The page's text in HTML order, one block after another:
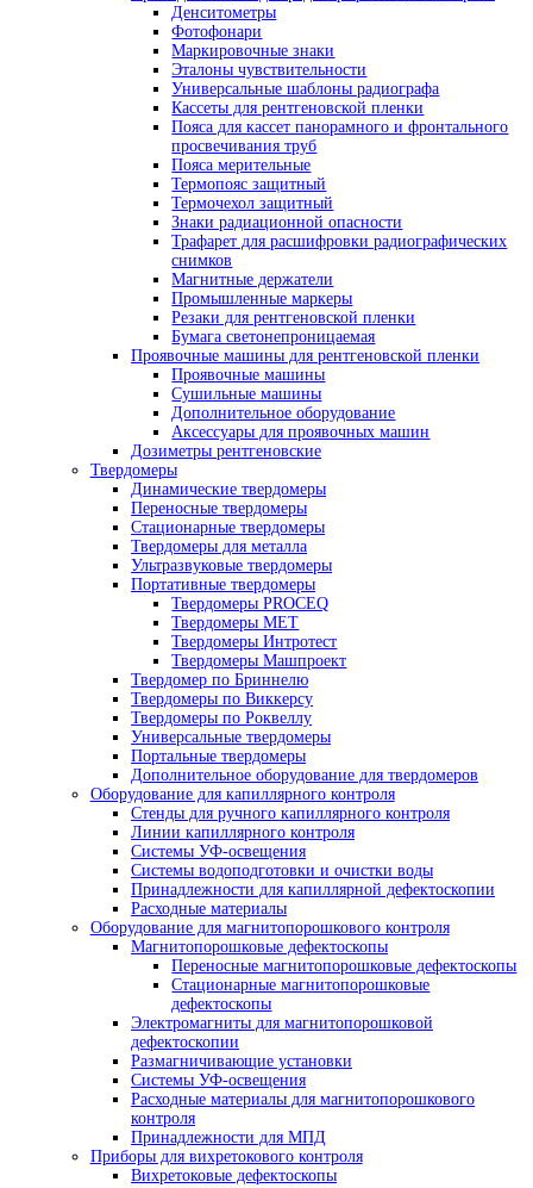
Переносные аппараты постоянного
Стационарные рентгеновские аппараты
Штативы, устройства крепления
Системы оцифровки рентгеновских снимков
Промышленные негатоскопы
Кроулеры рентгеновские
Промышленная рентгеновская пленка
AGFA
Kodak
Тасма
Рентгено-телевизионные системы
Камеры биологической защиты
Рентгено-телевизионные системы
YXLON
Рентгено-телевизионные системы
BOSELLO
Рентгеновские проявители и фиксажи
Ручная проявка
Машинная проявка
Усиливающие экраны
Экраны усиливающие флюоресцентные
Принадлежности для радиографического
Денситометры
Фотофонари
Маркировочные знаки
Эталоны чувствительности
Универсальные шаблоны радиографа
Кассеты для рентгеновской пленки
Пояса для кассет панорамного и
просвечивания труб
Пояса мерительные
Термопояс защитный
Термочехол защитный
Знаки радиационной опасности
Трафарет для расшифровки
снимков
Магнитные держатели
Промышленные маркеры
Резаки для рентгеновской пленки
Бумага светонепроницаемая
Проявочные машины для рентгеновской
Проявочные машины
Сушильные машины
Дополнительное оборудование
Аксессуары для проявочных машин
Дозиметры рентгеновские
Твердомеры
Динамические твердомеры
Переносные твердомеры
Стационарные твердомеры
Твердомеры для металла
Ультразвуковые твердомеры
Портативные твердомеры